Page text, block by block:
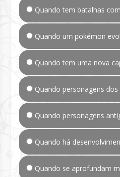
Quando tem batalhas
Quando um pokémon
Quando tem uma nova
Quando personagens
Quando personagens
Quando há
Quando se aprofundam